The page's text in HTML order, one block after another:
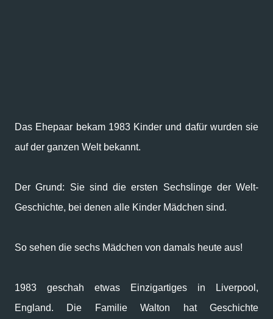
Das Ehepaar bekam 1983 Kinder und dafür wurden sie
auf der ganzen Welt bekannt.
Der Grund: Sie sind die ersten Sechslinge der Welt-
Geschichte, bei denen alle Kinder Mädchen sind.
So sehen die sechs Mädchen von damals heute aus!
1983 geschah etwas Einzigartiges in Liverpool,
England. Die Familie Walton hat Geschichte